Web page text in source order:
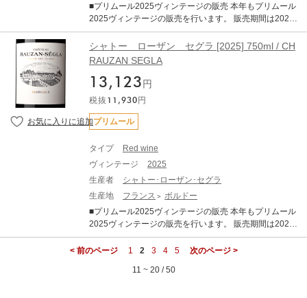
要因とされていますが、生産量が限定的なヴィンテージ
となります。 赤ワインは総じて非常に品質が良く、濃厚
で骨格がありながらもエレガントで、純粋な果実味を備
えています。 タンニンは総じて量が多く、長期熟成のポ
テンシャルの高さを強く感じさせます。 また、白ワイン
アロマティックさと、早い収穫によって維持された活き
活きとした酸との対比が素晴らしい仕上がりです 純度、
い素晴らしいアロマとボディを備えております。 ----------
ど変更となる場合がございます。 ※説明の内容はAI翻訳
による和訳を掲載しております。 ※クール便にてお届け
いたします。 ※ご配送料はご購入状況に応じてご決済時
に加算となります。 ※TERRADA WINE STORAGEボト
ル保管へのお届けも可能です。
■プリムール2025ヴィンテージの販売 本年もプリムール
2025ヴィンテージの販売を行います。 販売期間は2026
年7月21日17:00～11月30日までとなります。 ■商品につ
いて シャトー クレール ミロン [2025] 750ml ×1 ・WA
(Wine Advocate) ・JS （James Suckling） ■ボルドー20
25年について 2025年ヴィンテージは、近年の高糖度・
高アルコール化の傾向から一転し、「クラシックなアル
コール度数」と「完璧なバランス」、「エレガンス」が
備わった、長期熟成ポテンシャルの秘めた素晴しいヴィ
ンテージとなりました。 6～8月の平均気温は過去10年平
均を大きく上回る暑く乾燥した夏でしたが、夜間に気温
て、過熟感やオークの主張といった過剰な要素が極めて
少なく 、濃縮感、フレッシュさ、タンニン、果実味、精
緻さが完璧なバランスで調和しています。 歴史的な低収
量でリリースの本数はこの30年の中でも最も少ないレベ
などが要因とされていますが、生産量が限定的なヴィン
テージとなります。 赤ワインは総じて非常に品質が良
く、濃厚で骨格がありながらもエレガントで、純粋な果
実味を備えています。 タンニンは総じて量が多く、長期
熟成のポテンシャルの高さを強く感じさせます。 また、
シャトー ローザン セグラ [2025] 750ml / CH
RAUZAN SEGLA
13,123 円
税抜 11,930 円
プリムール
タイプ
Red wine
ヴィンテージ
2025
生産者
シャトー･ローザン･セグラ
生産地
フランス
ボルドー
■プリムール2025ヴィンテージの販売 本年もプリムール
2025ヴィンテージの販売を行います。 販売期間は2026
年7月21日17:00～11月30日までとなります。 ■商品につ
いて シャトー ローザン セグラ [2025] 750ml ×1 ・WA
25年について 2025年ヴィンテージは、近年の高糖度・
< 前のページ 1 2 3 4 5
次のページ >
11 ~ 20 / 50